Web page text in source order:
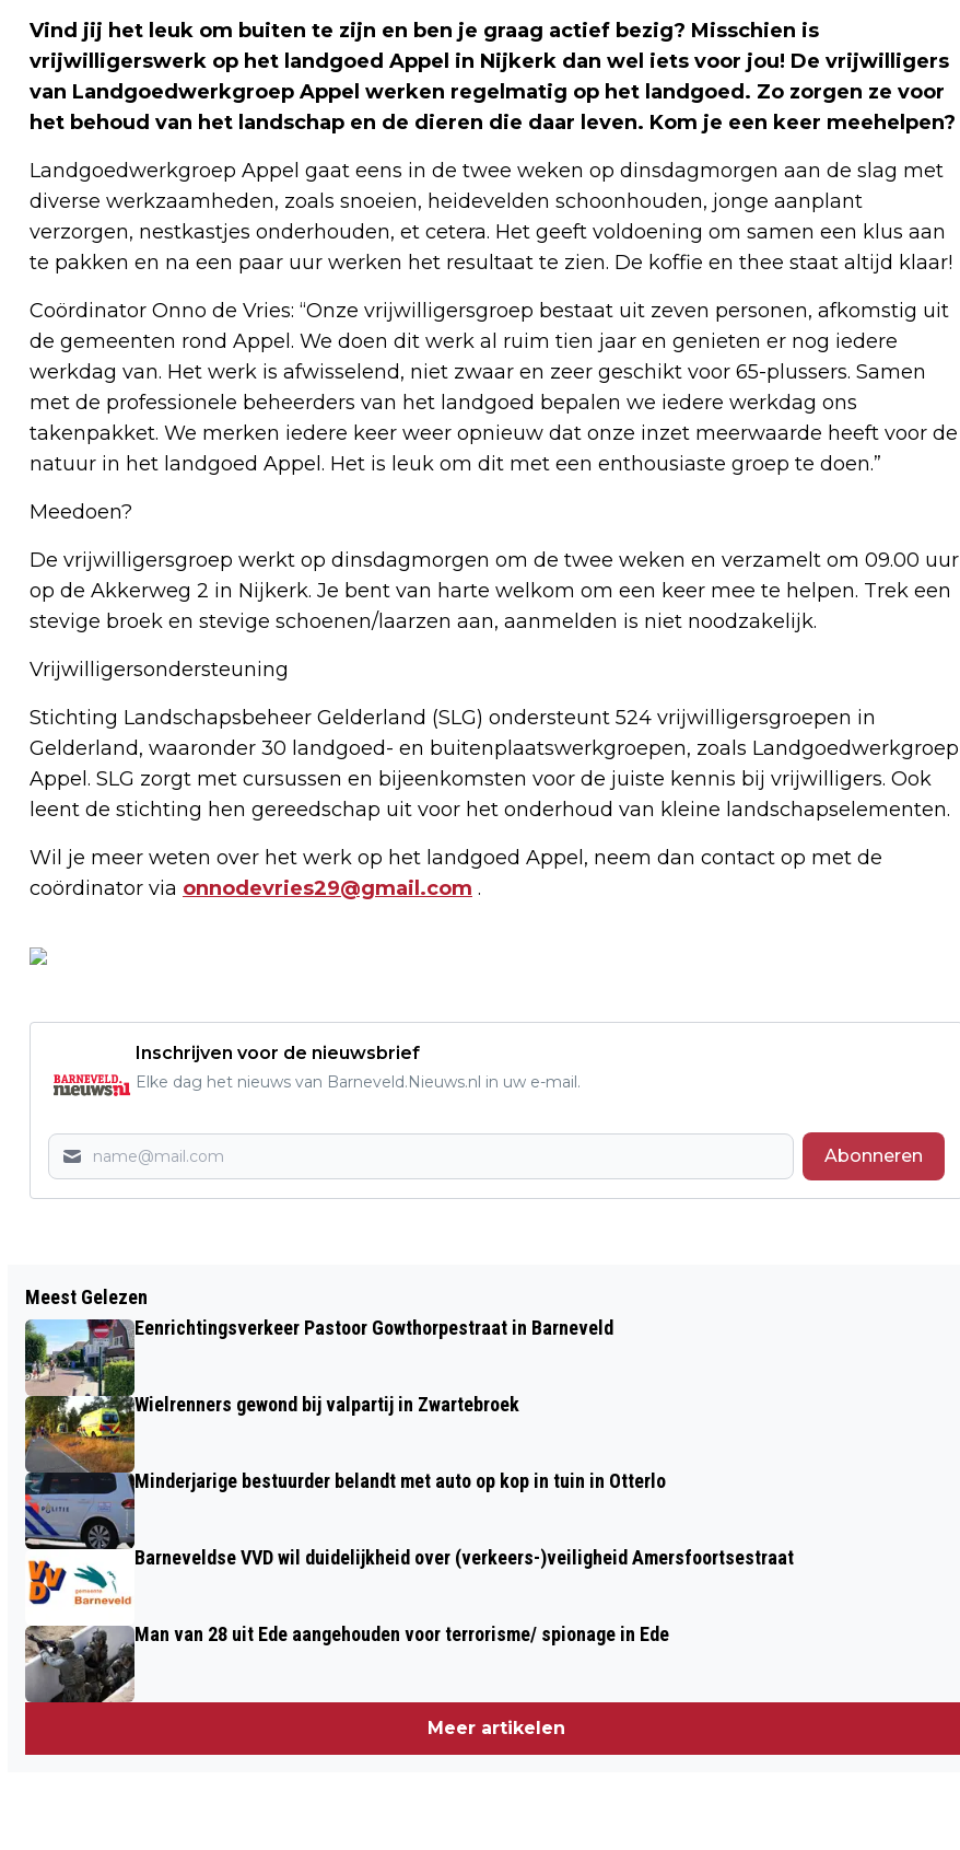
Vind jij het leuk om buiten te zijn en ben je graag actief bezig? Misschien is
vrijwilligerswerk op het landgoed Appel in Nijkerk dan wel iets voor jou! De vrijwilligers
van Landgoedwerkgroep Appel werken regelmatig op het landgoed. Zo zorgen ze voor
het behoud van het landschap en de dieren die daar leven. Kom je een keer meehelpen?
Landgoedwerkgroep Appel gaat eens in de twee weken op dinsdagmorgen aan de slag met
diverse werkzaamheden, zoals snoeien, heidevelden schoonhouden, jonge aanplant
verzorgen, nestkastjes onderhouden, et cetera. Het geeft voldoening om samen een klus aan
te pakken en na een paar uur werken het resultaat te zien. De koffie en thee staat altijd klaar!
Coördinator Onno de Vries: “Onze vrijwilligersgroep bestaat uit zeven personen, afkomstig uit
de gemeenten rond Appel. We doen dit werk al ruim tien jaar en genieten er nog iedere
werkdag van. Het werk is afwisselend, niet zwaar en zeer geschikt voor 65-plussers. Samen
met de professionele beheerders van het landgoed bepalen we iedere werkdag ons
takenpakket. We merken iedere keer weer opnieuw dat onze inzet meerwaarde heeft voor de
natuur in het landgoed Appel. Het is leuk om dit met een enthousiaste groep te doen.”
Meedoen?
De vrijwilligersgroep werkt op dinsdagmorgen om de twee weken en verzamelt om 09.00 uur
op de Akkerweg 2 in Nijkerk. Je bent van harte welkom om een keer mee te helpen. Trek een
stevige broek en stevige schoenen/laarzen aan, aanmelden is niet noodzakelijk.
Vrijwilligersondersteuning
Stichting Landschapsbeheer Gelderland (SLG) ondersteunt 524 vrijwilligersgroepen in
Gelderland, waaronder 30 landgoed- en buitenplaatswerkgroepen, zoals Landgoedwerkgroep
Appel. SLG zorgt met cursussen en bijeenkomsten voor de juiste kennis bij vrijwilligers. Ook
leent de stichting hen gereedschap uit voor het onderhoud van kleine landschapselementen.
Wil je meer weten over het werk op het landgoed Appel, neem dan contact op met de
coördinator via onnodevries29@gmail.com .
Inschrijven voor de nieuwsbrief
Elke dag het nieuws van Barneveld.Nieuws.nl in uw e-mail.
Abonneren
WELKOM EN ARTIKEL 1 VAN DE
GRONDWET ZICHTBAAR OP DE GLAZEN
GEVEL VAN HET GEMEENTEHUIS
OP DONDERDAG 6 JUNI 2024
Meest Gelezen
Eenrichtingsverkeer Pastoor Gowthorpestraat in Barneveld
Wielrenners gewond bij valpartij in Zwartebroek
Minderjarige bestuurder belandt met auto op kop in tuin in Otterlo
Barneveldse VVD wil duidelijkheid over (verkeers-)veiligheid Amersfoortsestraat
Man van 28 uit Ede aangehouden voor terrorisme/ spionage in Ede
Meer artikelen